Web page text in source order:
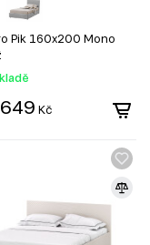
Pik 160x200 Mono
Kč